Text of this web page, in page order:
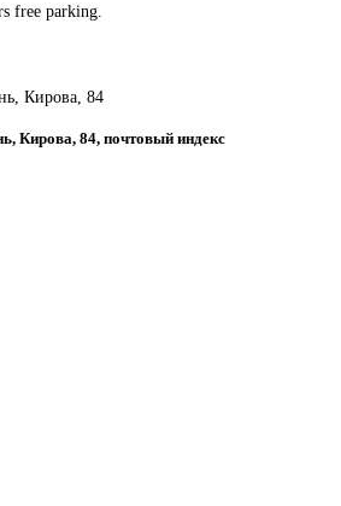
free parking.
Кирова, 84
Кирова, 84, почтовый индекс